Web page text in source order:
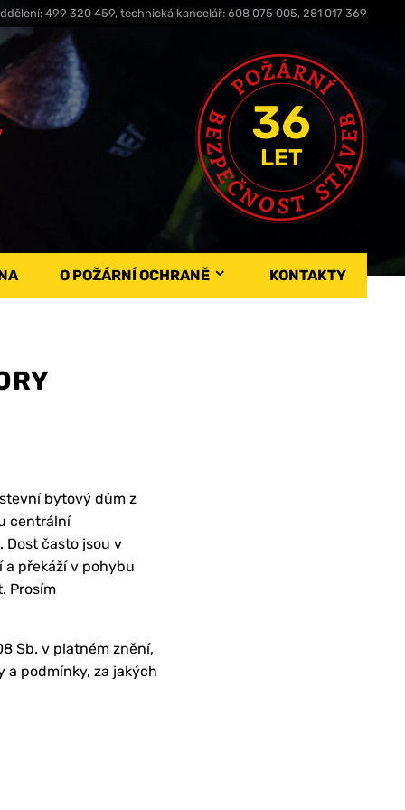
499 320 459, technická kancelář: 608 075 005, 281 017 369
36
LET
O POŽÁRNÍ OCHRANĚ KONTAKTY
bytový dům z
centrální
Dost často jsou v
překáží v pohybu
Prosím
Sb. v platném znění,
a podmínky, za jakých